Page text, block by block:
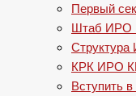
Первый
Штаб ИРО
КРК ИРО
Вступить